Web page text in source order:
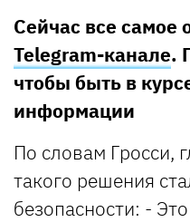
Сейчас все самое
Telegram-канале.
чтобы быть в
информации
По словам Гросси,
такого решения
безопасности: -